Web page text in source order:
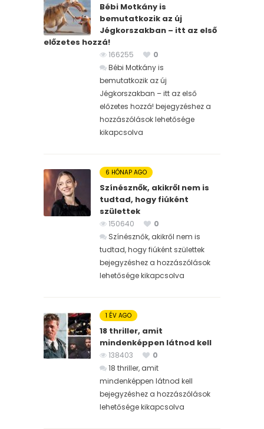
Bébi Motkány is
bemutatkozik az új
Jégkorszakban – itt az első
előzetes hozzá!
166255
0
Bébi Motkány is
bemutatkozik az új
Jégkorszakban – itt az első
előzetes hozzá! bejegyzéshez a
hozzászólások lehetősége
kikapcsolva
6 HÓNAP AGO
Színésznők, akikről nem is
tudtad, hogy fiúként
születtek
150640
0
Színésznők, akikről nem is
tudtad, hogy fiúként születtek
bejegyzéshez a hozzászólások
lehetősége kikapcsolva
1 ÉV AGO
18 thriller, amit
mindenképpen látnod kell
138403
0
18 thriller, amit
mindenképpen látnod kell
bejegyzéshez a hozzászólások
lehetősége kikapcsolva